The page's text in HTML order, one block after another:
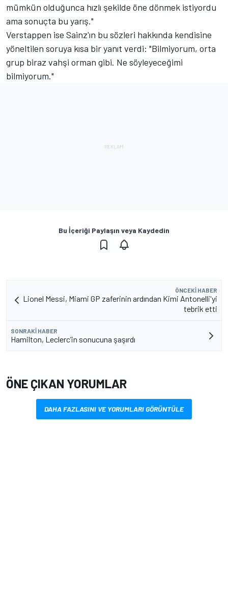
mümkün olduğunca hızlı şekilde öne dönmek istiyordu
ama sonuçta bu yarış."
Verstappen ise Sainz'ın bu sözleri hakkında kendisine
yöneltilen soruya kısa bir yanıt verdi: "Bilmiyorum, orta
grup biraz vahşi orman gibi. Ne söyleyeceğimi
bilmiyorum."
Bu İçeriği Paylaşın veya Kaydedin
ÖNCEKI HABER
Lionel Messi, Miami GP zaferinin ardından Kimi Antonelli'yi
tebrik etti
SONRAKI HABER
Hamilton, Leclerc’in sonucuna şaşırdı
ÖNE ÇIKAN YORUMLAR
DAHA FAZLASINI VE YORUMLARI GÖRÜNTÜLE